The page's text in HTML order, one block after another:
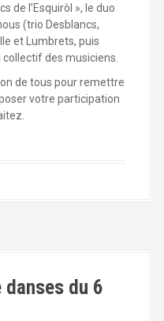
de l’Esquiròl », le duo
(trio Desblancs,
et Lumbrets, puis
collectif des musiciens.
de tous pour remettre
votre participation
danses du 6